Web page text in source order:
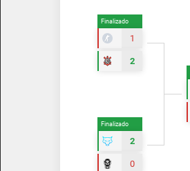
Finalizado
1
2
Finalizado
2
0